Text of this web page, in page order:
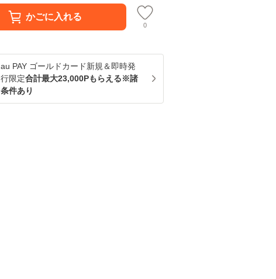
かごに入れる
0
au PAY ゴールドカード新規＆即時発
行限定合計最大23,000Pもらえる※諸
条件あり